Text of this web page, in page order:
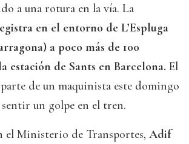
a una rotura en la vía. La
en el entorno de L’Espluga
a poco más de 100
estación de Sants en Barcelona. El
de un maquinista este domingo
un golpe en el tren.
el Ministerio de Transportes, Adif